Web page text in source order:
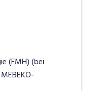
(FMH) (bei